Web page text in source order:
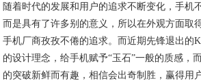
随着时代的发展和用户的追求不断变化，手机
而是具有了许多别的意义，所以在外观方面取
手机厂商孜孜不倦的追求。而近期先锋退出的
的设计理念，给手机赋予“玉石”一般的质感，
的突破新鲜而有趣，相信会出奇制胜，赢得用